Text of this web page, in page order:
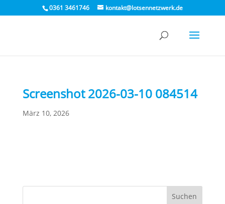
0361 3461746 kontakt@lotsennetzwerk.de
Screenshot 2026-03-10 084514
März 10, 2026